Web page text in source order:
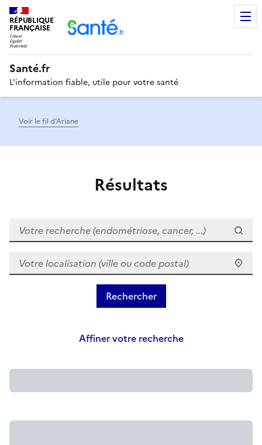
RÉPUBLIQUE
FRANÇAISE
Santé.fr
L'information fiable, utile pour votre santé
Voir le fil d’Ariane
Résultats
Votre recherche (endométriose, cancer, ...)
Votre localisation (ville ou code postal)
Affiner votre recherche